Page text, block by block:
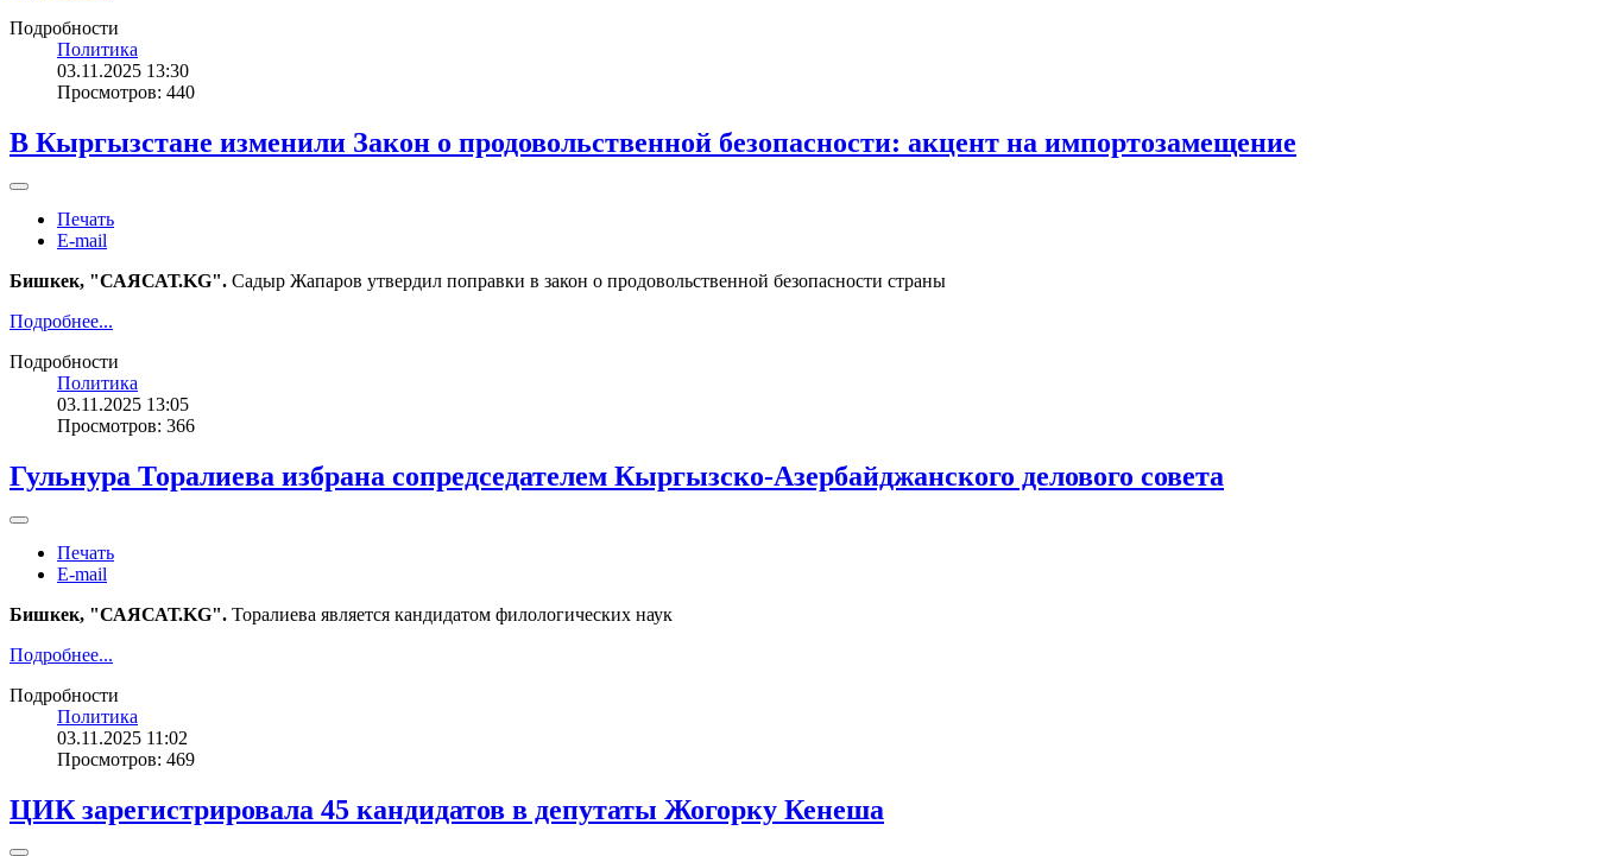
Подробности
Политика
03.11.2025 13:30
Просмотров: 440
В Кыргызстане изменили Закон о продовольственной безопасности: акцент на импортозамещение
Печать
E-mail
Бишкек, "САЯСАТ.KG". Садыр Жапаров утвердил поправки в закон о продовольственной безопасности страны
Подробнее...
Подробности
Политика
03.11.2025 13:05
Просмотров: 366
Гульнура Торалиева избрана сопредседателем Кыргызско-Азербайджанского делового совета
Печать
E-mail
Бишкек, "САЯСАТ.KG". Торалиева является кандидатом филологических наук
Подробнее...
Подробности
Политика
03.11.2025 11:02
Просмотров: 469
ЦИК зарегистрировала 45 кандидатов в депутаты Жогорку Кенеша